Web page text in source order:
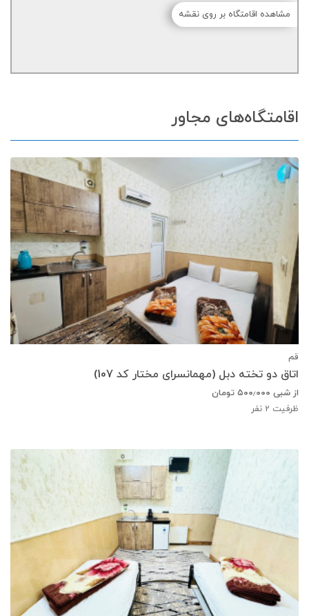
مشاهده اقامتگاه بر روی نقشه
اقامتگاه‌های مجاور
قم
اتاق دو تخته دبل (مهمانسرای مختار کد 107)
از شبی ۵۰۰٫۰۰۰ تومان
ظرفیت 2 نفر